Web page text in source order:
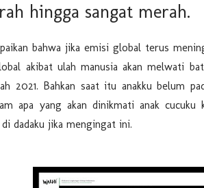
hingga sangat merah.
bahwa jika emisi global terus
akibat ulah manusia akan melwati
2021. Bahkan saat itu anakku belum
apa yang akan dinikmati anak cucuku
dadaku jika mengingat ini.